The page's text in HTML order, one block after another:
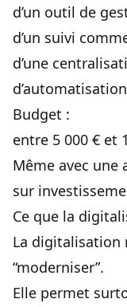
d’un outil de
d’un suivi
d’une
Budget :
entre 5 000 € et
Même avec
sur
Ce que la
La digitalisation
“moderniser”.
Elle permet